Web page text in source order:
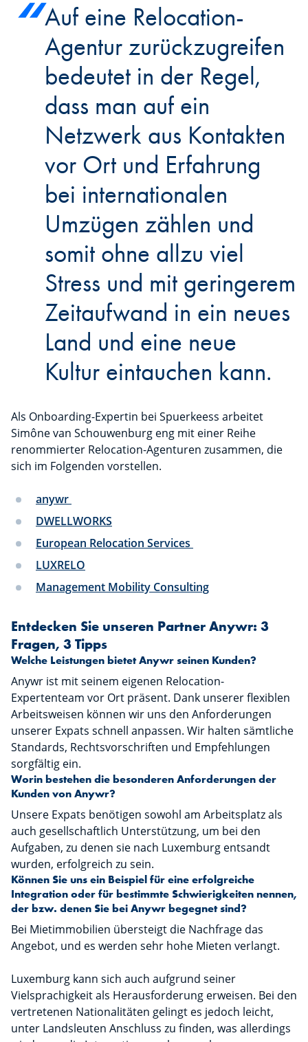
Auf eine Relocation-
Agentur zurückzugreifen
bedeutet in der Regel,
dass man auf ein
Netzwerk aus Kontakten
vor Ort und Erfahrung
bei internationalen
Umzügen zählen und
somit ohne allzu viel
Stress und mit geringerem
Zeitaufwand in ein neues
Land und eine neue
Kultur eintauchen kann.
Als Onboarding-Expertin bei Spuerkeess arbeitet
Simône van Schouwenburg eng mit einer Reihe
renommierter Relocation-Agenturen zusammen, die
sich im Folgenden vorstellen.
anywr
DWELLWORKS
European Relocation Services
LUXRELO
Management Mobility Consulting
Entdecken Sie unseren Partner Anywr: 3
Fragen, 3 Tipps
Welche Leistungen bietet Anywr seinen Kunden?
Anywr ist mit seinem eigenen Relocation-
Expertenteam vor Ort präsent. Dank unserer flexiblen
Arbeitsweisen können wir uns den Anforderungen
unserer Expats schnell anpassen. Wir halten sämtliche
Standards, Rechtsvorschriften und Empfehlungen
sorgfältig ein.
Worin bestehen die besonderen Anforderungen der
Kunden von Anywr?
Unsere Expats benötigen sowohl am Arbeitsplatz als
auch gesellschaftlich Unterstützung, um bei den
Aufgaben, zu denen sie nach Luxemburg entsandt
wurden, erfolgreich zu sein.
Können Sie uns ein Beispiel für eine erfolgreiche
Integration oder für bestimmte Schwierigkeiten nennen,
der bzw. denen Sie bei Anywr begegnet sind?
Bei Mietimmobilien übersteigt die Nachfrage das
Angebot, und es werden sehr hohe Mieten verlangt.
Luxemburg kann sich auch aufgrund seiner
Vielsprachigkeit als Herausforderung erweisen. Bei den
vertretenen Nationalitäten gelingt es jedoch leicht,
unter Landsleuten Anschluss zu finden, was allerdings